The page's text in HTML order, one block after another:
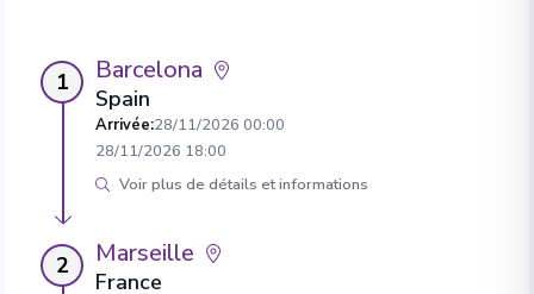
1 Barcelona
Spain
Arrivée:28/11/2026 00:00
28/11/2026 18:00
Voir plus de détails et informations
2 Marseille
France